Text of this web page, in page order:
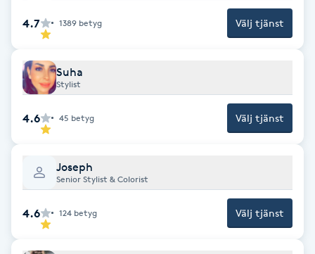
Färgning
Föning
Gel naglar
Gelenaglar
Gellack
4.7 1389 betyg Välj tjänst
Suha
Stylist
4.6 45 betyg Välj tjänst
Joseph
Senior Stylist & Colorist
4.6 124 betyg Välj tjänst